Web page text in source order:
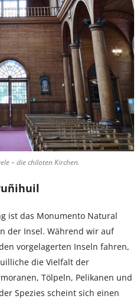
– die chiloten Kirchen.
ist das Monumento Natural
der Insel. Während wir auf
vorgelagerten Inseln fahren,
die Vielfalt der
Tölpeln, Pelikanen und
Spezies scheint sich einen